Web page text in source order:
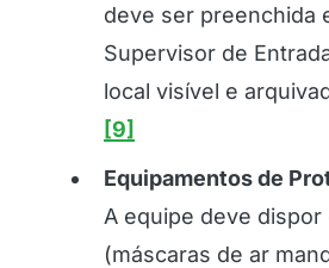
deve ser preenchida
Supervisor de
local visível e
[9]
Equipamentos de
A equipe deve dispor
(máscaras de ar